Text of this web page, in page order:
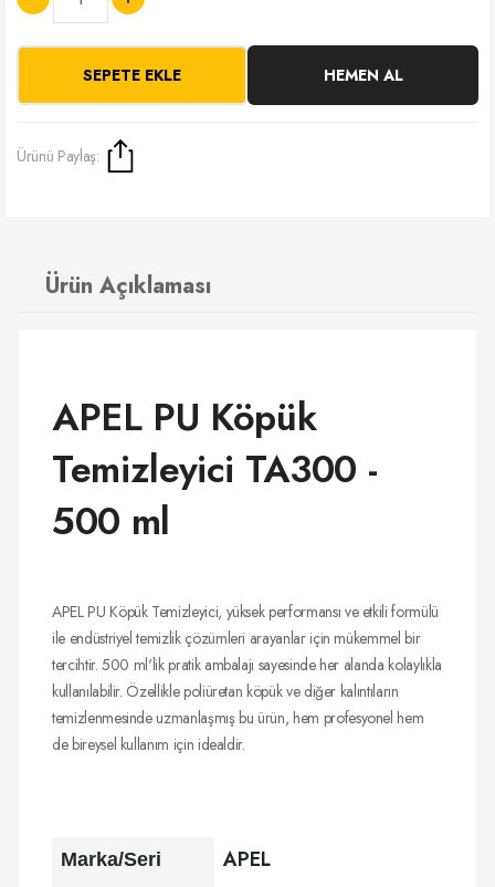
SEPETE EKLE HEMEN AL
Ürünü Paylaş:
Ürün Açıklaması
APEL PU Köpük
Temizleyici TA300 -
500 ml
APEL PU Köpük Temizleyici, yüksek performansı ve etkili formülü
ile endüstriyel temizlik çözümleri arayanlar için mükemmel bir
tercihtir. 500 ml'lik pratik ambalajı sayesinde her alanda kolaylıkla
kullanılabilir. Özellikle poliüretan köpük ve diğer kalıntıların
temizlenmesinde uzmanlaşmış bu ürün, hem profesyonel hem
de bireysel kullanım için idealdir.
Marka/Seri APEL